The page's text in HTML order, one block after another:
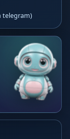
telegram)